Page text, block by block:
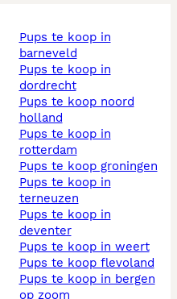
pups te koop in
barneveld
pups te koop in
dordrecht
pups te koop noord
holland
pups te koop in
rotterdam
pups te koop groningen
pups te koop in
terneuzen
pups te koop in
deventer
pups te koop in weert
pups te koop flevoland
pups te koop in bergen
op zoom